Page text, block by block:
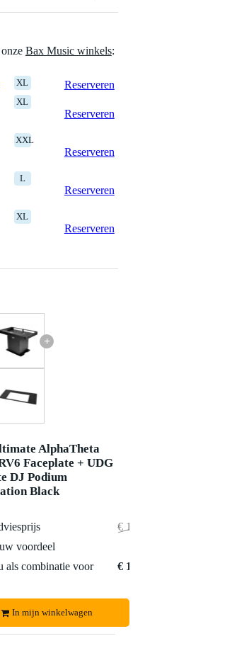
Bax Music winkels:
XL
Reserveren
XL
Reserveren
XXL
Reserveren
L
Reserveren
XL
Reserveren
+
AlphaTheta
Faceplate + UDG
DJ Podium
Black
€ 1.062,-
voordeel
als combinatie voor
€ 1.049,-
In mijn winkelwagen